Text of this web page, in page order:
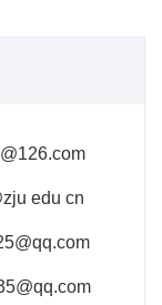
edu cn